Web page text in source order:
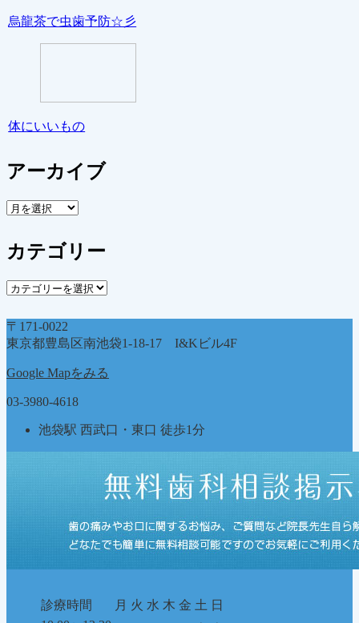
烏龍茶で虫歯予防☆彡
体にいいもの
アーカイブ
ア
カ
イ
カテゴリー
カ
ゴ
リ
〒171-0022
東京都豊島区南池袋1-18-17 I&Kビル4F
Google Mapをみる
03-3980-4618
池袋駅 西武口・東口 徒歩1分
診療時間 月 火 水 木 金 土 日